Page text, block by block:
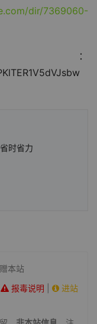
dir/7369060-
时省力
本站
报毒说明
进站